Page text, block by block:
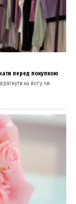
перед покупкою
на йогу: чи